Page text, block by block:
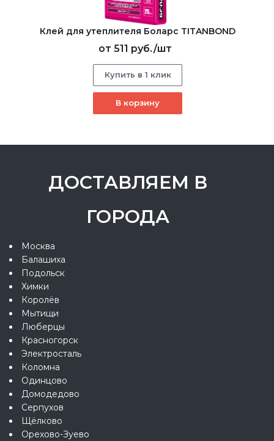
Клей для утеплителя Боларс TITANBOND
от 511 руб./шт
Купить в 1 клик
В корзину
ДОСТАВЛЯЕМ В
ГОРОДА
Москва
Балашиха
Подольск
Химки
Королёв
Мытищи
Люберцы
Красногорск
Электросталь
Коломна
Одинцово
Домодедово
Серпухов
Щёлково
Орехово-Зуево